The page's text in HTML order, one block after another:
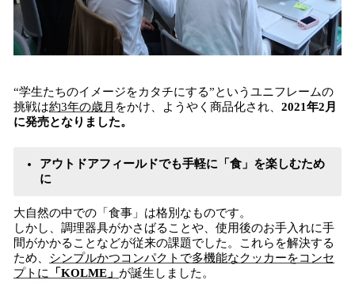
“学生たちのイメージをカタチにする”というユニフレームの
挑戦は約3年の歳月 をかけ、ようやく商品化され、 2021年2月
に発売となりました。
アウトドアフィールドでも手軽に「食」を楽しむため
に
大自然の中での「食事」は格別なものです。
しかし、調理器具がかさばることや、使用後のお手入れに手
間がかかることなどが従来の課題でした。これらを解決する
ため、 シンプルかつコンパクトで多機能なクッカーをコンセ
プトに
「KOLME」 が誕生しました。